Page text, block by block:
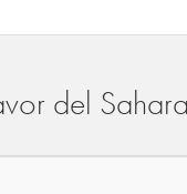
del